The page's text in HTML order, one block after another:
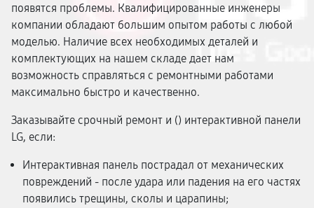
появятся проблемы. Квалифицированные инженеры
компании обладают большим опытом работы с любой
моделью. Наличие всех необходимых деталей и
комплектующих на нашем складе дает нам
возможность справляться с ремонтными работами
максимально быстро и качественно.
Заказывайте срочный ремонт и () интерактивной панели
LG, если:
Интерактивная панель пострадал от механических
повреждений - после удара или падения на его частях
появились трещины, сколы и царапины;